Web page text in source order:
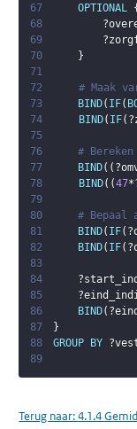
67
OPTIONAL {
68
69
70
}
71
72
# Maak
73
BIND( IF(
74
BIND( IF(
75
76
#
77
BIND( (
78
BIND( (47*
79
80
# Bepaal
81
BIND( IF(
82
BIND( IF(
83
84
85
86
BIND(
87
}
88
GROUP BY
89
Terug naar:4.1.4